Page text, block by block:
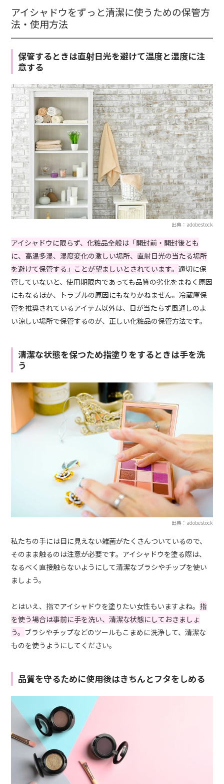
アイシャドウをずっと清潔に使うための保管方
法・使用方法
保管するときは直射日光を避けて温度と湿度に注
意する
出典：adobestock
アイシャドウに限らず、化粧品全般は「開封前・開封後とも
に、高温多湿、湿度変化の激しい場所、直射日光の当たる場所
を避けて保管する」ことが望ましいとされています。適切に保
管していないと、使用期限内であっても品質の劣化をまねく原因
にもなるほか、トラブルの原因にもなりかねません。冷蔵庫保
管を推奨されているアイテム以外は、日が当たらず風通しのよ
い涼しい場所で保管するのが、正しい化粧品の保管方法です。
清潔な状態を保つため指塗りをするときは手を洗
う
出典：adobestock
私たちの手には目に見えない雑菌がたくさんついているので、
そのまま触るのは注意が必要です。アイシャドウを塗る際は、
なるべく直接触らないようにして清潔なブラシやチップを使い
ましょう。
とはいえ、指でアイシャドウを塗りたい女性もいますよね。 指
を使う場合は事前に手を洗い、清潔な状態にしておきましょ
う。 ブラシやチップなどのツールもこまめに洗浄して、清潔な
ものを使うようにしてください。
品質を守るために使用後はきちんとフタをしめる